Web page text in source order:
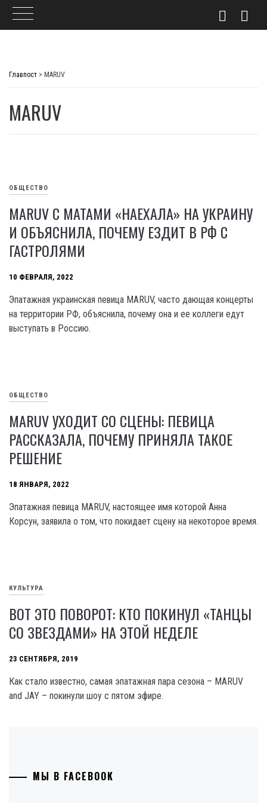
Главпост > MARUV
MARUV
ОБЩЕСТВО
MARUV С МАТАМИ «НАЕХАЛА» НА УКРАИНУ
И ОБЪЯСНИЛА, ПОЧЕМУ ЕЗДИТ В РФ С
ГАСТРОЛЯМИ
10 ФЕВРАЛЯ, 2022
Эпатажная украинская певица MARUV, часто дающая концерты
на территории РФ, объяснила, почему она и ее коллеги едут
выступать в Россию.
ОБЩЕСТВО
MARUV УХОДИТ СО СЦЕНЫ: ПЕВИЦА
РАССКАЗАЛА, ПОЧЕМУ ПРИНЯЛА ТАКОЕ
РЕШЕНИЕ
18 ЯНВАРЯ, 2022
Эпатажная певица MARUV, настоящее имя которой Анна
Корсун, заявила о том, что покидает сцену на некоторое время.
КУЛЬТУРА
ВОТ ЭТО ПОВОРОТ: КТО ПОКИНУЛ «ТАНЦЫ
СО ЗВЕЗДАМИ» НА ЭТОЙ НЕДЕЛЕ
23 СЕНТЯБРЯ, 2019
Как стало известно, самая эпатажная пара сезона – MARUV
and JAY – покинули шоу с пятом эфире.
МЫ В FACEBOOK